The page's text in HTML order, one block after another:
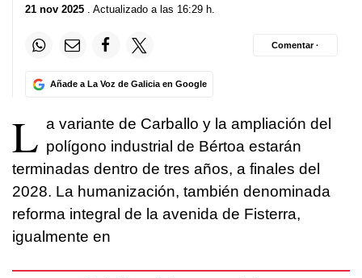
21 nov 2025 . Actualizado a las 16:29 h.
Añade a La Voz de Galicia en Google
Comentar ·
L a variante de Carballo y la ampliación del
polígono industrial de Bértoa estarán
terminadas dentro de tres años, a finales del
2028. La humanización, también denominada
reforma integral de la avenida de Fisterra,
igualmente en